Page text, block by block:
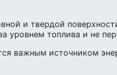
и твердой
уровнем топлива и не
важным источником